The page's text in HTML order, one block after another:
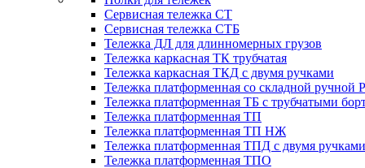
Сервисная тележка СТ
Сервисная тележка СТБ
Тележка ДЛ для длинномерных грузов
Тележка каркасная ТК трубчатая
Тележка каркасная ТКД с двумя ручками
Тележка платформенная со складной ручной
Тележка платформенная ТБ с трубчатыми
Тележка платформенная ТП
Тележка платформенная ТП НЖ
Тележка платформенная ТПД с двумя ручками
Тележка платформенная ТПО